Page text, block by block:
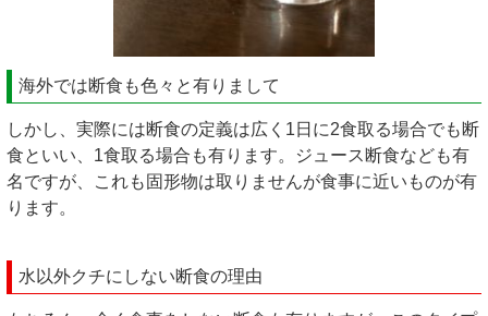
海外では断食も色々と有りまして
しかし、実際には断食の定義は広く1日に2食取る場合でも断
食といい、1食取る場合も有ります。ジュース断食なども有
名ですが、これも固形物は取りませんが食事に近いものが有
ります。
水以外クチにしない断食の理由